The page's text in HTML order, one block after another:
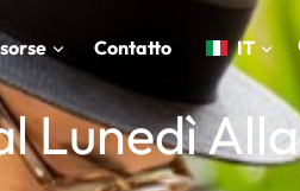
Contatto IT
Lunedì Alla